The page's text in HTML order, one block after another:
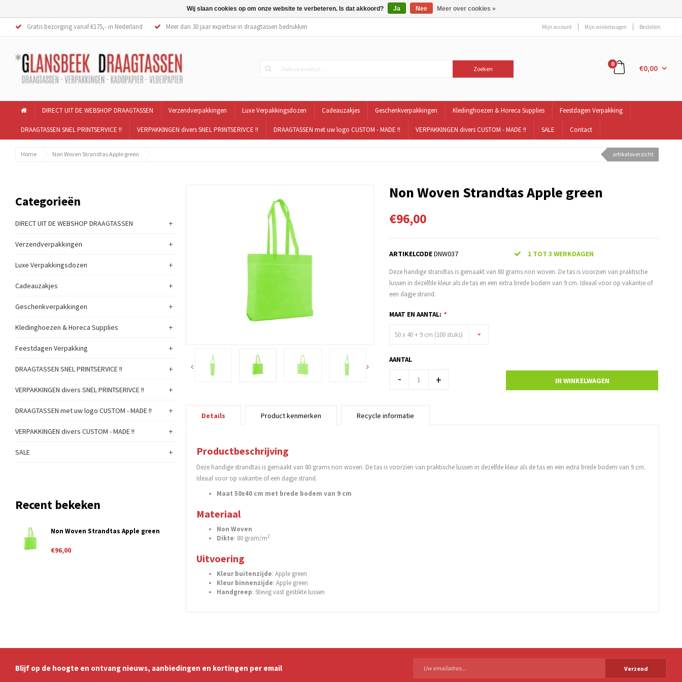
Gratis bezorging vanaf €175,- in Nederland Meer dan 30 jaar expertise in draagtassen bedrukken Mijn account Mijn winkelwagen Bestellen
Zoeken
0 €0,00
DIRECT UIT DE WEBSHOP DRAAGTASSEN Verzendverpakkingen Luxe Verpakkingsdozen Cadeauzakjes Geschenkverpakkingen Kledinghoezen & Horeca Supplies Feestdagen Verpakking
DRAAGTASSEN SNEL PRINTSERVICE !! VERPAKKINGEN divers SNEL PRINTSERIVCE !! DRAAGTASSEN met uw logo CUSTOM - MADE !! VERPAKKINGEN divers CUSTOM - MADE !! SALE Contact
Home Non Woven Strandtas Apple green artikeloverzicht
Categorieën
DIRECT UIT DE WEBSHOP DRAAGTASSEN +
Verzendverpakkingen +
Luxe Verpakkingsdozen +
Cadeauzakjes +
Geschenkverpakkingen +
Kledinghoezen & Horeca Supplies +
Feestdagen Verpakking +
DRAAGTASSEN SNEL PRINTSERVICE !! +
VERPAKKINGEN divers SNEL PRINTSERIVCE !! +
DRAAGTASSEN met uw logo CUSTOM - MADE !! +
VERPAKKINGEN divers CUSTOM - MADE !! +
SALE +
Recent bekeken
Non Woven Strandtas Apple green
€96,00
Non Woven Strandtas Apple green
€96,00
ARTIKELCODEDNW037 1 TOT 3 WERKDAGEN
Deze handige strandtas is gemaakt van 80 grams non woven. De tas is voorzien van praktische
lussen in dezelfde kleur als de tas en een extra brede bodem van 9 cm. Ideaal voor op vakantie of
een dagje strand.
MAAT EN AANTAL: *
50 x 40 + 9 cm (100 stuks)
AANTAL
- + IN WINKELWAGEN
Details Product kenmerken Recycle informatie
Productbeschrijving
Deze handige strandtas is gemaakt van 80 grams non woven. De tas is voorzien van praktische lussen in dezelfde kleur als de tas en een extra brede bodem van 9 cm.
Ideaal voor op vakantie of een dagje strand.
Maat 50x40 cm met brede bodem van 9 cm
Materiaal
Non Woven
Dikte: 80 gram/m2
Uitvoering
Kleur buitenzijde: Apple green
Kleur binnenzijde: Apple green
Handgreep: Stevig vast gestikte lussen
Blijf op de hoogte en ontvang nieuws, aanbiedingen en kortingen per email Verzend
Wij slaan cookies op om onze website te verbeteren. Is dat akkoord? Ja Nee Meer over cookies »